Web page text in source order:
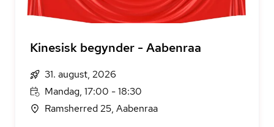
Kinesisk begynder - Aabenraa
31. august, 2026
Mandag, 17:00 - 18:30
Ramsherred 25, Aabenraa